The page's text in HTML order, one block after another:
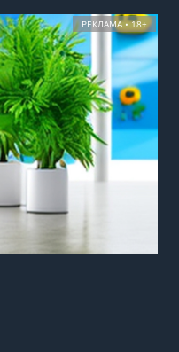
РЕКЛАМА • 18+